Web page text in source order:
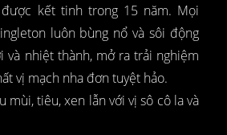
kết tinh trong 15 năm. Mọi
luôn bùng nổ và sôi động
và nhiệt thành, mở ra trải nghiệm
vị mạch nha đơn tuyệt hảo.
mùi, tiêu, xen lẫn với vị sô cô la và